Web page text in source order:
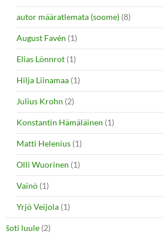
autor määratlemata (soome) (8)
August Favén (1)
Elias Lönnrot (1)
Hilja Liinamaa (1)
Julius Krohn (2)
Konstantin Hämäläinen (1)
Matti Helenius (1)
Olli Wuorinen (1)
Vainö (1)
Yrjö Veijola (1)
šoti luule (2)